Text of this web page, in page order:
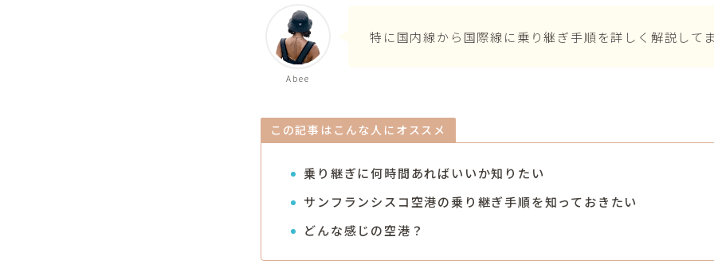
Abee
特に国内線から国際線に乗り継ぎ手順を詳しく解説して
この記事はこんな人にオススメ
乗り継ぎに何時間あればいいか知りたい
サンフランシスコ空港の乗り継ぎ手順を知っておきたい
どんな感じの空港？